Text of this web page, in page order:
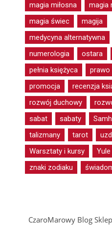
magia miłosna
magia
magia świec
magija
medycyna alternatywna
numerologia
ostara
pełnia księżyca
prawo
promocja
recenzja
rozwój duchowy
sabat
sabaty
talizmany
tarot
Warsztaty i kursy
Yule
znaki zodiaku
CzaroMarowy Blog